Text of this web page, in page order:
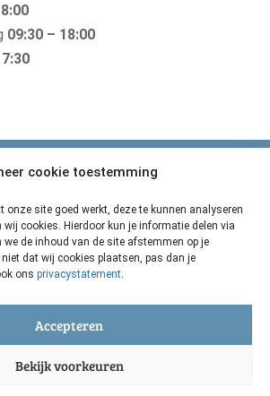
cookie toestemming
onze site goed werkt, deze te kunnen analyseren
wij cookies. Hierdoor kun je informatie delen via
we de inhoud van de site afstemmen op je
niet dat wij cookies plaatsen, pas dan je
ons privacystatement.
Accepteren
Bekijk voorkeuren
09:30 – 18:00
is verbonden met haar
Groene Os
natuurgeneeskundige middelen voor
uit de natuur voor grote en